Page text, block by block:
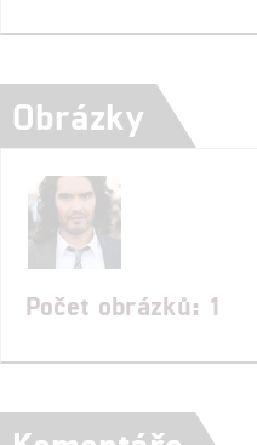
Obrázky
Počet obrázků: 1